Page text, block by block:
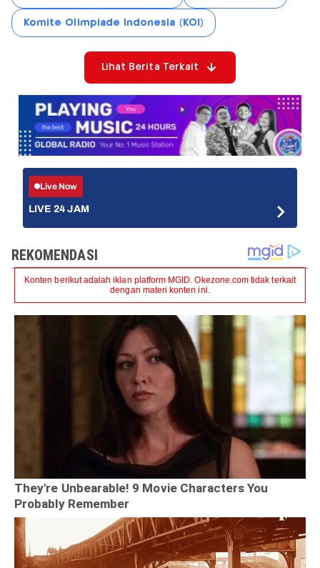
Komite Olimpiade Indonesia (KOI)
Lihat Berita Terkait
Live Now
LIVE 24 JAM